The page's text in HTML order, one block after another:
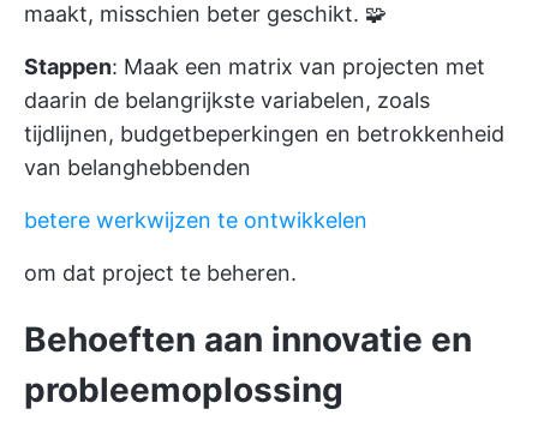
maakt, misschien beter geschikt. 🧩
Stappen: Maak een matrix van projecten met
daarin de belangrijkste variabelen, zoals
tijdlijnen, budgetbeperkingen en betrokkenheid
van belanghebbenden
betere werkwijzen te ontwikkelen
om dat project te beheren.
Behoeften aan innovatie en
probleemoplossing